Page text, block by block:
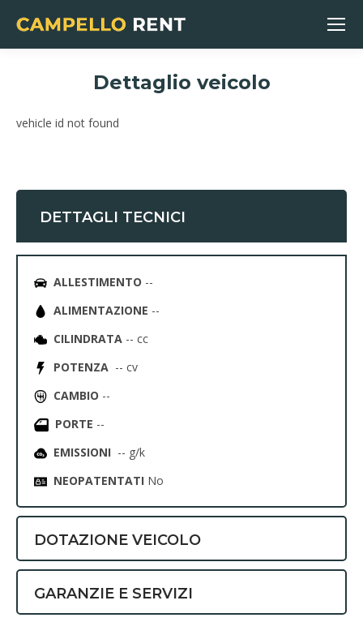
Dettaglio veicolo
vehicle id not found
DETTAGLI TECNICI
ALLESTIMENTO --
ALIMENTAZIONE --
CILINDRATA -- cc
POTENZA -- cv
CAMBIO --
PORTE --
EMISSIONI -- g/k
NEOPATENTATI No
DOTAZIONE VEICOLO
GARANZIE E SERVIZI